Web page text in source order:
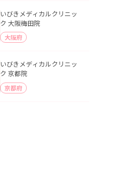
いびきメディカルクリニッ
ク 大阪梅田院
大阪府
いびきメディカルクリニッ
ク 京都院
京都府